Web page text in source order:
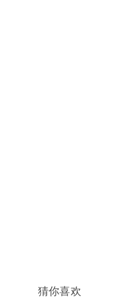
猜你喜欢